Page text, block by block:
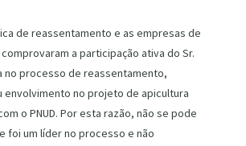
de reassentamento e as empresas de
a participação ativa do Sr.
no processo de reassentamento,
envolvimento no projeto de apicultura
o PNUD. Por esta razão, não se pode
foi um líder no processo e não